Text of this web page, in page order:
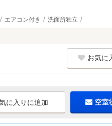
エアコン付き 洗面所独立
お気に
に入りに追加 空室